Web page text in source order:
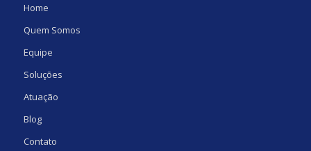
Home
Quem Somos
Equipe
Soluções
Atuação
Blog
Contato